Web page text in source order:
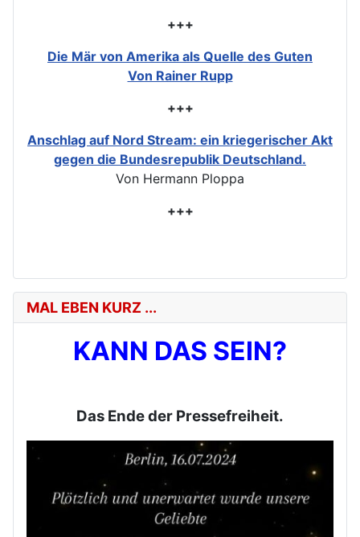
+++
Die Mär von Amerika als Quelle des Guten
Von Rainer Rupp
+++
Anschlag auf Nord Stream: ein kriegerischer Akt
gegen die Bundesrepublik Deutschland.
Von Hermann Ploppa
+++
MAL EBEN KURZ ...
KANN DAS SEIN?
Das Ende der Pressefreiheit.